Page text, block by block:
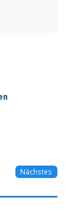
Nächstes